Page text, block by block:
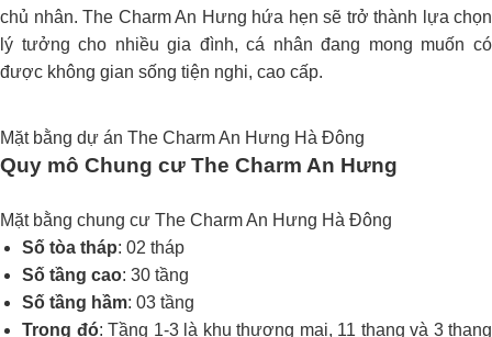
chủ nhân. The Charm An Hưng hứa hẹn sẽ trở thành lựa chọn
lý tưởng cho nhiều gia đình, cá nhân đang mong muốn có
được không gian sống tiện nghi, cao cấp.
Mặt bằng dự án The Charm An Hưng Hà Đông
Quy mô Chung cư The Charm An Hưng
Mặt bằng chung cư The Charm An Hưng Hà Đông
Số tòa tháp: 02 tháp
Số tầng cao: 30 tầng
Số tầng hầm: 03 tầng
Trong đó: Tầng 1-3 là khu thương mại, 11 thang và 3 thang